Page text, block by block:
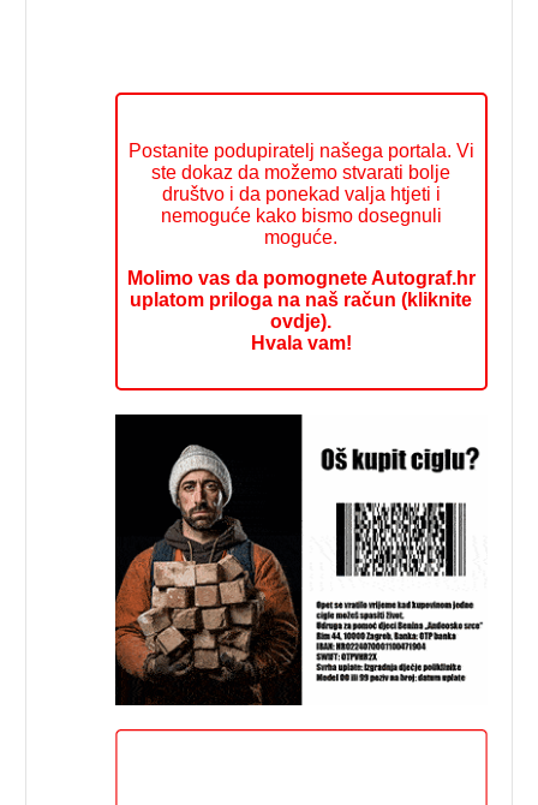
Postanite podupiratelj našega portala. Vi
ste dokaz da možemo stvarati bolje
društvo i da ponekad valja htjeti i
nemoguće kako bismo dosegnuli
moguće.
Molimo vas da pomognete Autograf.hr
uplatom priloga na naš račun (kliknite
ovdje).
Hvala vam!